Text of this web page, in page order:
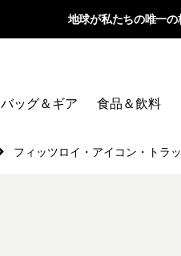
地球が私たちの唯一の
バッグ＆ギア 食品＆飲料
フィッツロイ・アイコン・トラ